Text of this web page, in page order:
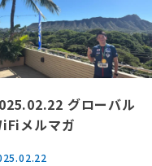
グローバル
メルマガ